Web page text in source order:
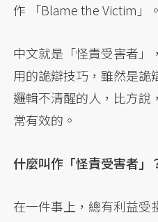
作 「Blame the Victim」。
中文就是「怪責受害者」
用的詭辯技巧，雖然是詭
邏輯不清醒的人，比方說
常有效的。
什麼叫作「怪責受害者」
在一件事上，總有利益受